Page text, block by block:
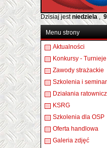
Dzisiaj jestniedziela,
Menu strony
Aktualności
Konkursy - Turnieje
Zawody strażackie
Szkolenia i
Działania
KSRG
Szkolenia dla OSP
Oferta handlowa
Galeria zdjęć